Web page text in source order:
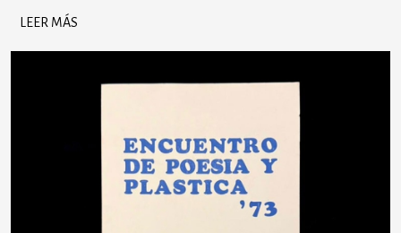
LEER MÁS